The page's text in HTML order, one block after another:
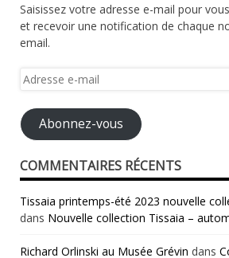
Saisissez votre adresse e-mail pour
et recevoir une notification de chaque
email.
Adresse
mail
Abonnez-vous
COMMENTAIRES RÉCENTS
Tissaia printemps-été 2023 nouvelle
dans Nouvelle collection Tissaia –
Richard Orlinski au Musée Grévin dans